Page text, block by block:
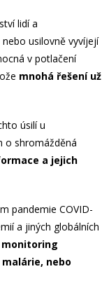
lidí a
usilovně vyvíjejí
v potlačení
mnohá řešení už
úsilí u
o shromážděná
a jejich
pandemie COVID-
a jiných globálních
monitoring
nebo